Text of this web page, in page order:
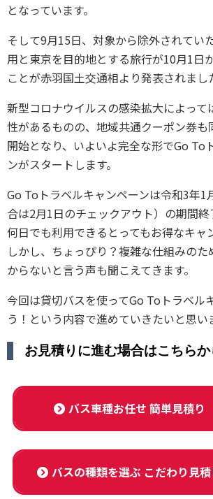
となっています。
そして9月15日、対象から除外されてい
用と東京を目的地とする旅行が10月1日
ことが赤羽国土交通相より発表されまし
新型コロナウイルスの感染拡大によって
性があるものの、地域共通クーポン券も
開始となり、いよいよ完全な形でGo To
ンがスタートします。
Go Toトラベルキャンペーンは令和3年1
合は2月1日のチェックアウト）の期間終
何日でも利用できるとってもお得なキャ
しかし、ちょっぴり？複雑な仕組みの
からないと言う声も聞こえてきます。
今回は貸切バスを使ってGo Toトラベル
う！という内容で進めていきたいと思い
お見積りに進む場合はこちらか
バス車種お任せ 簡単見積り
バスの種類を選ぶ こだわり見積